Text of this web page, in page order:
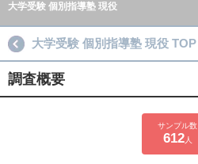
大学受験 個別指導塾 現役
大学受験 個別指導塾 現役 TOP
調査概要
サンプル数
612人